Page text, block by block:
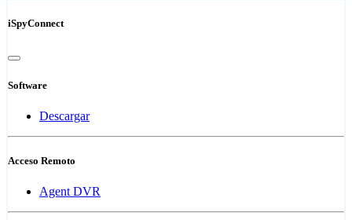
iSpyConnect
Software
Descargar
Acceso Remoto
Agent DVR